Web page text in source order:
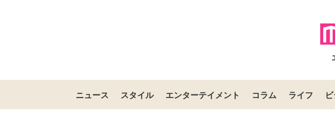
ニュース スタイル エンターテイメント コラム ライフ